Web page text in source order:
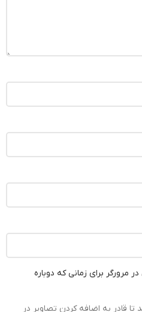
مرورگر برای زمانی که دوباره
قادر به اضافه کردن تصاویر در